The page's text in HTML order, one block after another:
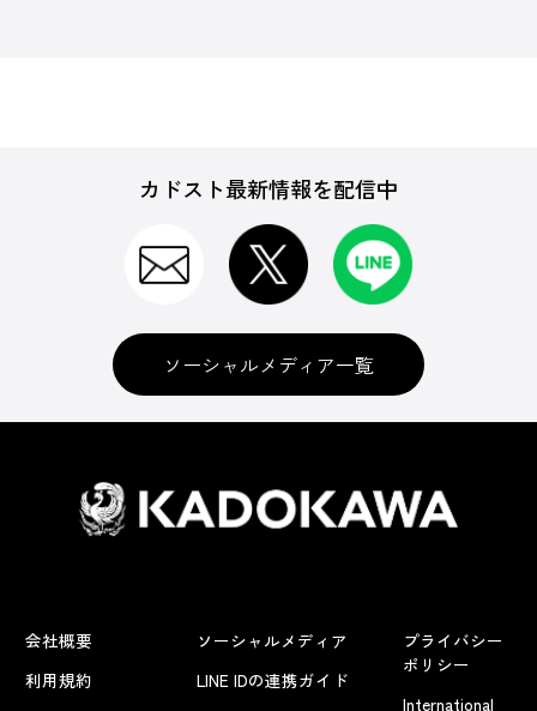
カドスト最新情報を配信中
ソーシャルメディア一覧
会社概要
利用規約
ソーシャルメディア
LINE IDの連携ガイド
プライバシー
ポリシー
International